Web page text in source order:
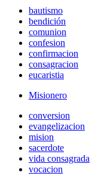
bautismo
bendición
comunion
confesion
confirmacion
consagracion
eucaristia
Misionero
conversion
evangelizacion
mision
sacerdote
vida consagrada
vocacion